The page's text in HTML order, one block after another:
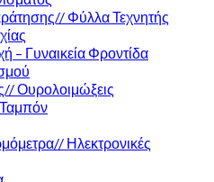
Φύλλα Τεχνητής
– Γυναικεία Φροντίδα
Ουρολοιμώξεις
Ταμπόν
Ηλεκτρονικές